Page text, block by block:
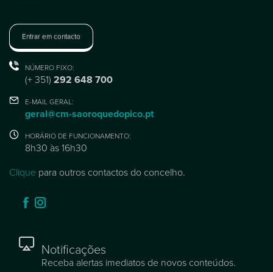
Entrar em contacto
NÚMERO FIXO:
(+ 351) 292 648 700
E-MAIL GERAL:
geral@cm-saoroquedopico.pt
HORÁRIO DE FUNCIONAMENTO:
8h30 às 16h30
Clique para outros contactos do concelho.
Notificações
Receba alertas imediatos de novos conteúdos.